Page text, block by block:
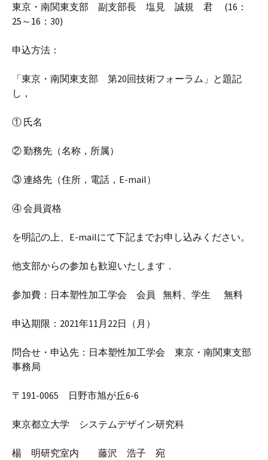
東京・南関東支部 副支部長 塩見 誠規 君 (16：
25～16：30)
申込方法：
「東京・南関東支部 第20回技術フォーラム」と題記
し，
① 氏名
② 勤務先（名称，所属）
③ 連絡先（住所，電話，E-mail）
④ 会員資格
を明記の上、E-mailにて下記までお申し込みください。
他支部からの参加も歓迎いたします．
参加費：日本塑性加工学会 会員 無料、学生 無料
申込期限：2021年11月22日（月）
問合せ・申込先：日本塑性加工学会 東京・南関東支部
事務局
〒191-0065 日野市旭が丘6-6
東京都立大学 システムデザイン研究科
楊 明研究室内 藤沢 浩子 宛